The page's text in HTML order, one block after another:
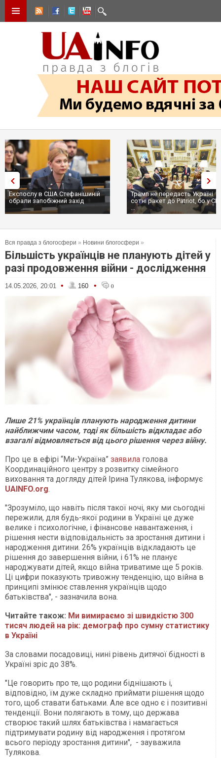
Експослу в США Стефанішиній
обрали запобіжний захід
Трамп не передасть Україні
сотні ракет до Patriot, бо у
...
Вся правда з блогосфери » Новини блогосфери »
Більшість українців не планують дітей у
разі продовження війни - дослідження
14.05.2026, 20:01 • 160 • 0
Лише 21% українців планують народження дитини
найближчим часом, тоді як більшість відкладає або
взагалі відмовляється від цього рішення через війну.
Про це в ефірі “Ми-Україна” заявила голова
Координаційного центру з розвитку сімейного
виховання та догляду дітей Ірина Тулякова, інформує
UAINFO.org.
"Зрозуміло, що навіть після такої ночі, яку ми сьогодні
пережили, для будь-якої родини в Україні це дуже
велике і психологічне, і фінансове навантаження, і
рішення нести відповідальність за зростання дитини і
народження дитини. 26% українців відкладають це
рішення до завершення війни, і 61% не планує
народжувати дітей, якщо війна триватиме ще 5 років.
Ці цифри показують тривожну тенденцію, що війна в
принципі змінює ставлення українців щодо
батьківства", - зазначила вона.
Читайте також: Ми вимираємо зі швидкістю 300
тисяч людей на рік: демограф про сумну статистику
в Україні
За словами посадовиці, нині рівень дитячої бідності в
Україні зріс до 38%.
"Це говорить про те, що родини біднішають і,
відповідно, їм дуже складно приймати рішення щодо
того, щоб ставати батьками. Але все одно є і позитивні
тенденції. Вони полягають в тому, що держава
створює такий шлях батьківства і намагається
підтримувати родину від народження і протягом
всього періоду зростання дитини", - зауважила
Тулякова.